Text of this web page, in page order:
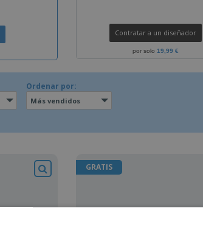
Contratar a un diseñador
por solo19,99 €
Ordenar por:
Más vendidos
GRATIS